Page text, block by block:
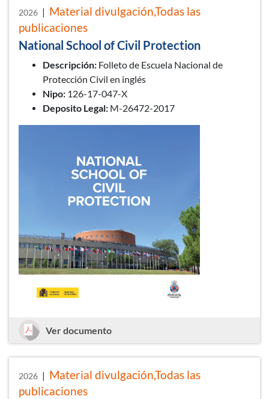
2026 |
Material divulgación,Todas las
publicaciones
National School of Civil Protection
Descripción: Folleto de Escuela Nacional de
Protección Civil en inglés
Nipo: 126-17-047-X
Deposito Legal: M-26472-2017
Ver documentoNational School of Civil Protection
2026 |
Material divulgación,Todas las
publicaciones